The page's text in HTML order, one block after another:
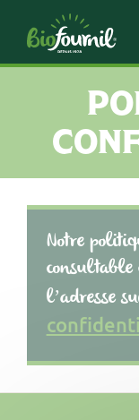
Notre
l’adresse
Panneau de gestion